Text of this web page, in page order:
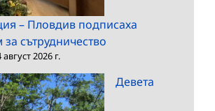
– Пловдив подписаха
сътрудничество
август 2026 г.
Девета